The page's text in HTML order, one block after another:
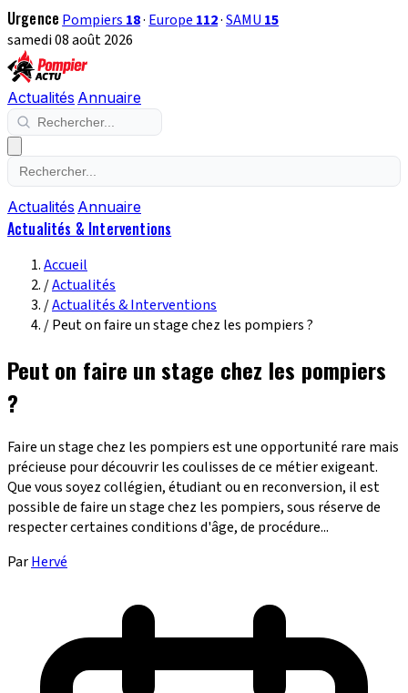
Urgence Pompiers 18· Europe 112·SAMU 15
samedi 08 août 2026
Actualités Annuaire
Actualités Annuaire
Actualités & Interventions
Accueil
/Actualités
/Actualités & Interventions
/Peut on faire un stage chez les pompiers ?
Peut on faire un stage chez les pompiers
?
Faire un stage chez les pompiers est une opportunité rare mais
précieuse pour découvrir les coulisses de ce métier exigeant.
Que vous soyez collégien, étudiant ou en reconversion, il est
possible de faire un stage chez les pompiers, sous réserve de
respecter certaines conditions d'âge, de procédure...
ParHervé